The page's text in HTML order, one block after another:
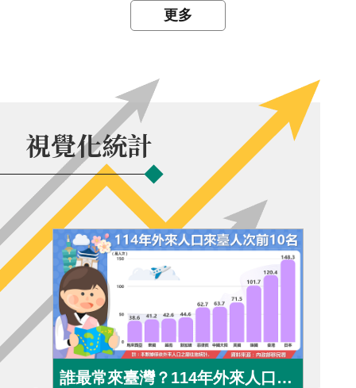
更多
視覺化統計
誰最常來臺灣？114年外來人口來臺人次Top 10大公開